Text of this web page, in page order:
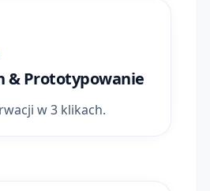
& Prototypowanie
w 3 klikach.